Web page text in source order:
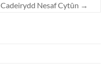
Cadeirydd Nesaf Cytûn →